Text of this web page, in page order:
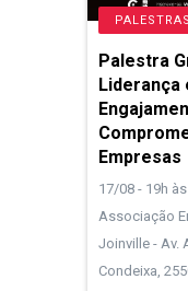
PALESTRAS
Palestra
Liderança
Empresas
17/08 - 19h
Associação
Joinville - Av.
Condeixa,